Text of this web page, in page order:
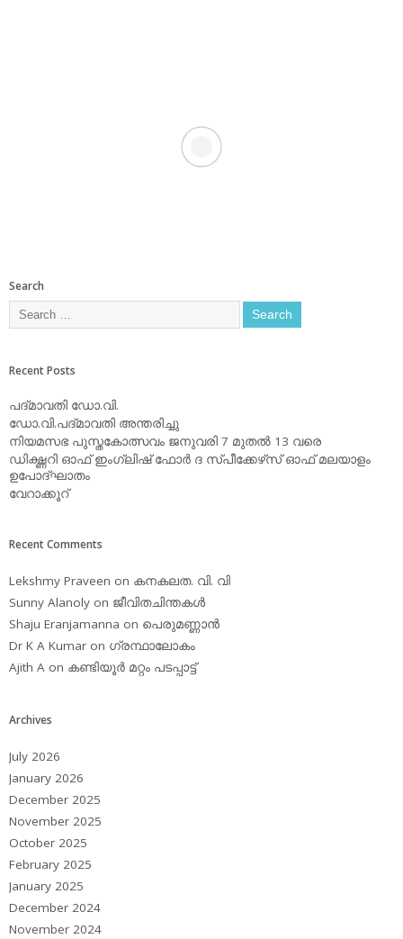
Search
Recent Posts
പദ്മാവതി ഡോ.വി.
ഡോ.വി.പദ്മാവതി അന്തരിച്ചു
നിയമസഭ പുസ്തകോത്സവം ജനുവരി 7 മുതല്‍ 13 വരെ
ഡിക്ഷ്ണറി ഓഫ് ഇംഗ്ലിഷ് ഫോര്‍ ദ സ്പീക്കേഴ്‌സ് ഓഫ് മലയാളം
ഉപോദ്ഘാതം
വേറാക്കൂറ്
Recent Comments
Lekshmy Praveen on കനകലത. വി. വി
Sunny Alanoly on ജീവിതചിന്തകള്‍
Shaju Eranjamanna on പെരുമണ്ണാന്‍
Dr K A Kumar on ഗ്രന്ഥാലോകം
Ajith A on കണ്ടിയൂര്‍ മറ്റം പടപ്പാട്ട്‌
Archives
July 2026
January 2026
December 2025
November 2025
October 2025
February 2025
January 2025
December 2024
November 2024